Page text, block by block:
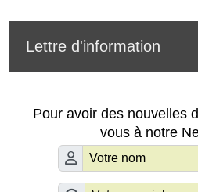
Lettre d'information
Pour avoir des nouvelles
vous à notre